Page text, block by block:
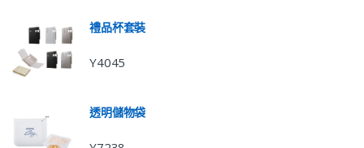
禮品杯套裝
Y4045
透明儲物袋